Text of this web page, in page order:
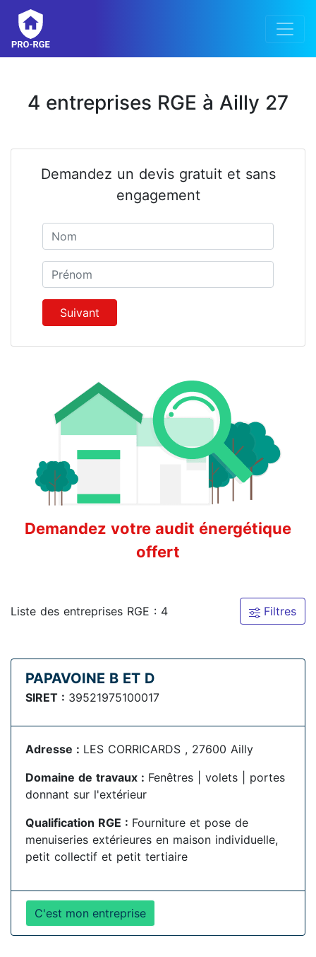
4 entreprises RGE à Ailly 27
Demandez un devis gratuit et sans
engagement
Prénom
Suivant
Demandez votre audit énergétique
offert
Liste des entreprises RGE : 4 Filtres
PAPAVOINE B ET D
SIRET : 39521975100017
Adresse : LES CORRICARDS , 27600 Ailly
Domaine de travaux : Fenêtres | volets | portes
donnant sur l'extérieur
Qualification RGE : Fourniture et pose de
menuiseries extérieures en maison individuelle,
petit collectif et petit tertiaire
C'est mon entreprise